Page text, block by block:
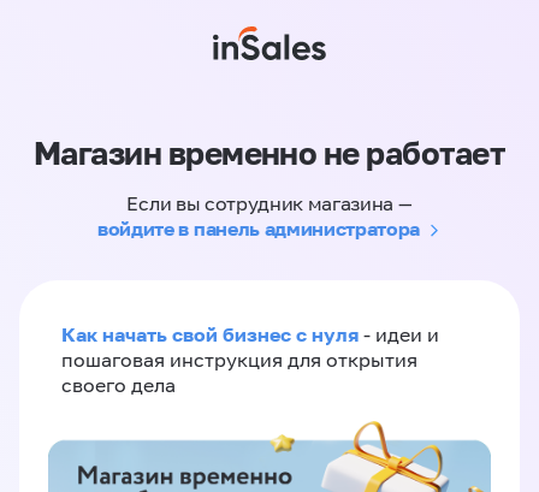
Магазин временно не работает
Если вы сотрудник магазина —
войдите в панель администратора
Как начать свой бизнес с нуля - идеи и
пошаговая инструкция для открытия
своего дела